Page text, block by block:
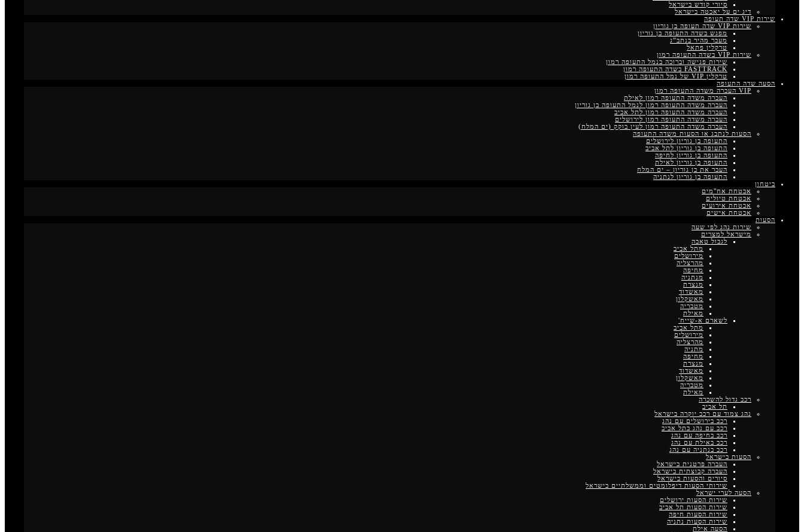
סיורי קודש בישראל
דיג ים על יאכטה בישראל
שירות VIP שדה תעופה
שירות VIP שדה תעופה בן גוריון
מפגש בשדה התעופה בן גוריון
מעבר מהיר בנתב”ג
טרקלין פתאל
שירות VIP בשדה התעופה רמון
שירות פגישה וברוכה בנמל התעופה רמון
FASTTRACK בשדה התעופה רמון
טרקלין VIP של נמל התעופה רמון
הסעה שדה התעופה
VIP העברה משדה התעופה רמון
העברה משדה התעופה רמון לאילת
העברה משדה התעופה רמון לנמל התעופה בן גוריון
העברה משדה התעופה רמון לתל אביב
העברה משדה התעופה רמון לירושלים
העברה משדה התעופה רמון לעין בוקק (ים המלח)
הסעות לנתבג או הסעות משדה התעופה
התעופה בן גוריון לירושלים
התעופה בן גוריון לתל אביב
התעופה בן גוריון לחיפה
התעופה בן גוריון לאילת
העבר את בן גוריון – ים המלח
התעופה בן גוריון לנתניה
ביטחון
אבטחת אח"מים
אבטחת טיולים
אבטחת אירועים
אבטחת אישים
הסעות
שירות נהג לפי שעה
מישראל למצרים
לגבול טאבה
מתל אביב
מירושלים
מהרצליה
מחיפה
מנתניה
מנצרת
מאשדוד
מאשקלון
מטבריה
מאילת
לשארם א-שייח'
מתל אביב
מירושלים
מהרצליה
מתניה
מחיפה
מנצרת
מאשדוד
מאשקלון
מטבריה
מאילת
רכב גדול להשכרה
תל אביב
נהג צמוד עם רכב יוקרה בישראל
רכב בירושלים עם נהג
רכב עם נהג בתל אביב
רכב בחיפה עם נהג
רכב באילת עם נהג
רכב בנתניה עם נהג
הסעות בישראל
העברה פרטנית בישראל
העברה קבוצתית בישראל
סיורים והסעות בישראל
שירותי הסעות דיפלומטים וממשלתיים בישראל
הסעה לערי ישראל
שירות הסעות ירושלים
שירות הסעות תל אביב
שירות הסעות חיפה
שירות הסעות נתניה
הסעה אילת